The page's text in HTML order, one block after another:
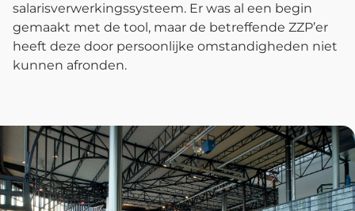
salarisverwerkingssysteem. Er was al een begin
gemaakt met de tool, maar de betreffende ZZP’er
heeft deze door persoonlijke omstandigheden niet
kunnen afronden.